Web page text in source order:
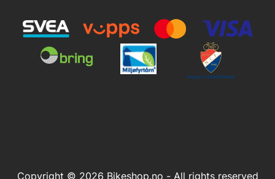
Copyright © 2026 Bikeshop.no - All rights reserved